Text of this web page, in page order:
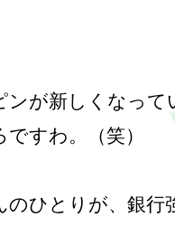
ンが新しくなって
すわ。（笑）
ひとりが、銀行